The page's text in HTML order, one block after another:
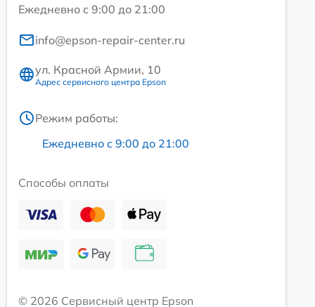
Ежедневно с 9:00 до 21:00
info@epson-repair-center.ru
ул. Красной Армии, 10
Адрес сервисного центра Epson
Режим работы:
Ежедневно с 9:00 до 21:00
Способы оплаты
© 2026 Сервисный центр Epson